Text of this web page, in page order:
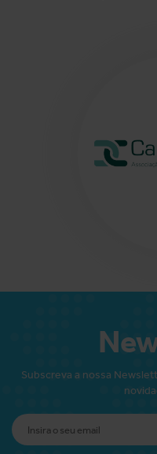
Subscreva a nossa